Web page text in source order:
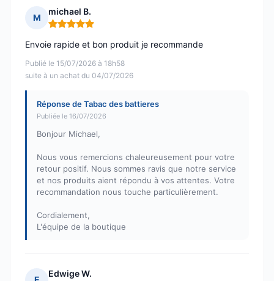
M
michael B.
Note : 5 sur 5
Publié le 15/07/2026 à 18h58
suite à un achat du 04/07/2026
Envoie rapide et bon produit je recommande
Réponse de Tabac des battieres
Publiée le 16/07/2026
Bonjour Michael,
Nous vous remercions chaleureusement pour votre
retour positif. Nous sommes ravis que notre service
et nos produits aient répondu à vos attentes. Votre
recommandation nous touche particulièrement.
Cordialement,
L'équipe de la boutique
Edwige W.